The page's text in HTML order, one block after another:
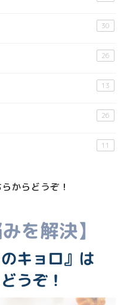
30
26
13
26
11
からどうぞ！